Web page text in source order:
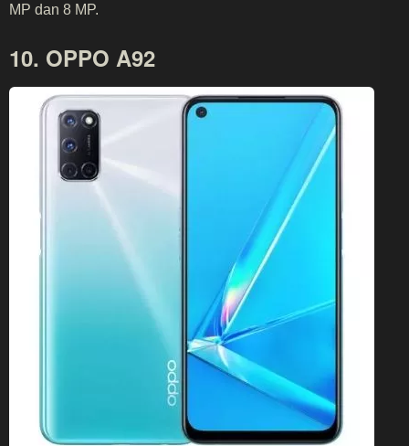
MP dan 8 MP.
10. OPPO A92